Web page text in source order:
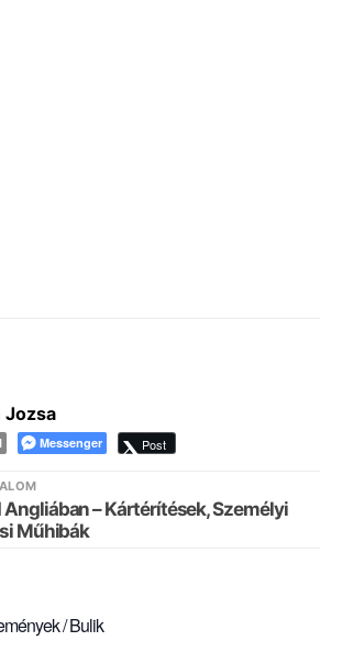
Jozsa
Messenger Post
– Kártérítések, Személyi
Műhibák
/ Bulik